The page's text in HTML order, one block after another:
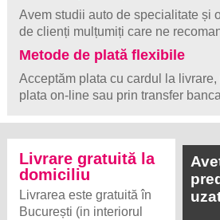
Avem studii auto de specialitate și
de clienți mulțumiți care ne
Metode de plată flexibile
Acceptăm plata cu cardul la
plata on-line sau prin transfer
Livrare gratuită la
domiciliu
Livrarea este gratuită în
București (in interiorul